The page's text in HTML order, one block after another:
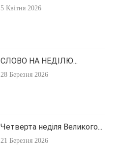
5 Квітня 2026
СЛОВО НА НЕДІЛЮ...
28 Березня 2026
Четверта неділя Великого...
21 Березня 2026